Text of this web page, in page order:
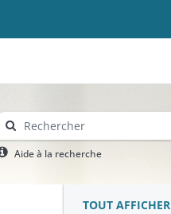
Aide à la recherche
TOUT AFFICHER